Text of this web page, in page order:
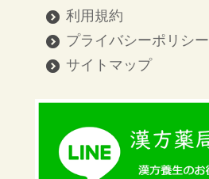
利用規約
プライバシーポリシー
サイトマップ